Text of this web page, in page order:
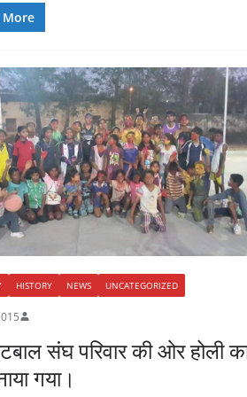
More
HISTORY NEWS UNCATEGORIZED
संघ परिवार की ओर होली
गया।